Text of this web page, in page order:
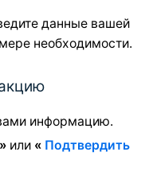
данные вашей
необходимости.
информацию.
» или « Подтвердить